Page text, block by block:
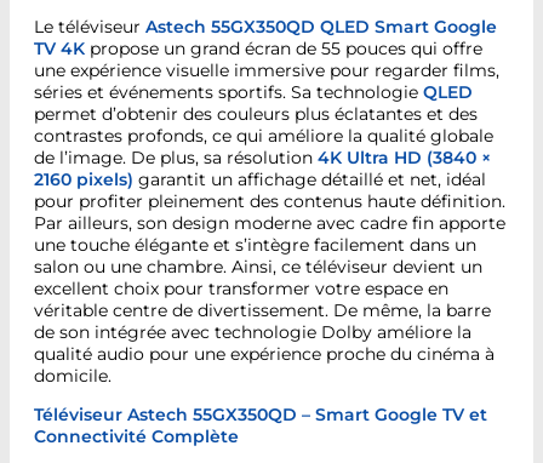
Le téléviseur Astech 55GX350QD QLED Smart Google
TV 4K propose un grand écran de 55 pouces qui offre
une expérience visuelle immersive pour regarder films,
séries et événements sportifs. Sa technologie QLED
permet d’obtenir des couleurs plus éclatantes et des
contrastes profonds, ce qui améliore la qualité globale
de l’image. De plus, sa résolution 4K Ultra HD (3840 ×
2160 pixels) garantit un affichage détaillé et net, idéal
pour profiter pleinement des contenus haute définition.
Par ailleurs, son design moderne avec cadre fin apporte
une touche élégante et s’intègre facilement dans un
salon ou une chambre. Ainsi, ce téléviseur devient un
excellent choix pour transformer votre espace en
véritable centre de divertissement. De même, la barre
de son intégrée avec technologie Dolby améliore la
qualité audio pour une expérience proche du cinéma à
domicile.
Téléviseur Astech 55GX350QD – Smart Google TV et
Connectivité Complète